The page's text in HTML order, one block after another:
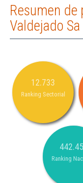
Resumen de
Valdejado Sa
12.733
Ranking Sectorial
Ranking